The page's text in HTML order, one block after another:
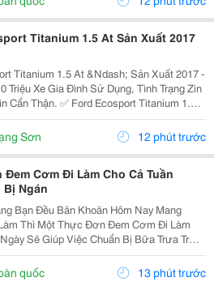
Titanium 1.5 At Sản Xuất 2017
Titanium 1.5 At &Ndash; Sản Xuất 2017 -
Tình Trạng Zin
Ecosport Titanium 1.5L
Tự Động ✅ Sản Xuất Năm 2017 ✅ Xe Zin
✅ Không Đâm Đụng ✅...
Sơn 12 phút trước
Cơm Đi Làm Cho Cả Tuần
Ngán
Bạn Đều Băn Khoăn Hôm Nay Mang
Thì Một Thực Đơn Đem Cơm Đi Làm
Sẽ Giúp Việc Chuẩn Bị Bữa Trưa Trở
Hơn. Dưới Đây Là Những Gợi Ý Dễ Áp
Miệng Vừa Đủ Dinh Dưỡng. 1. Thực
quốc 13 phút trước